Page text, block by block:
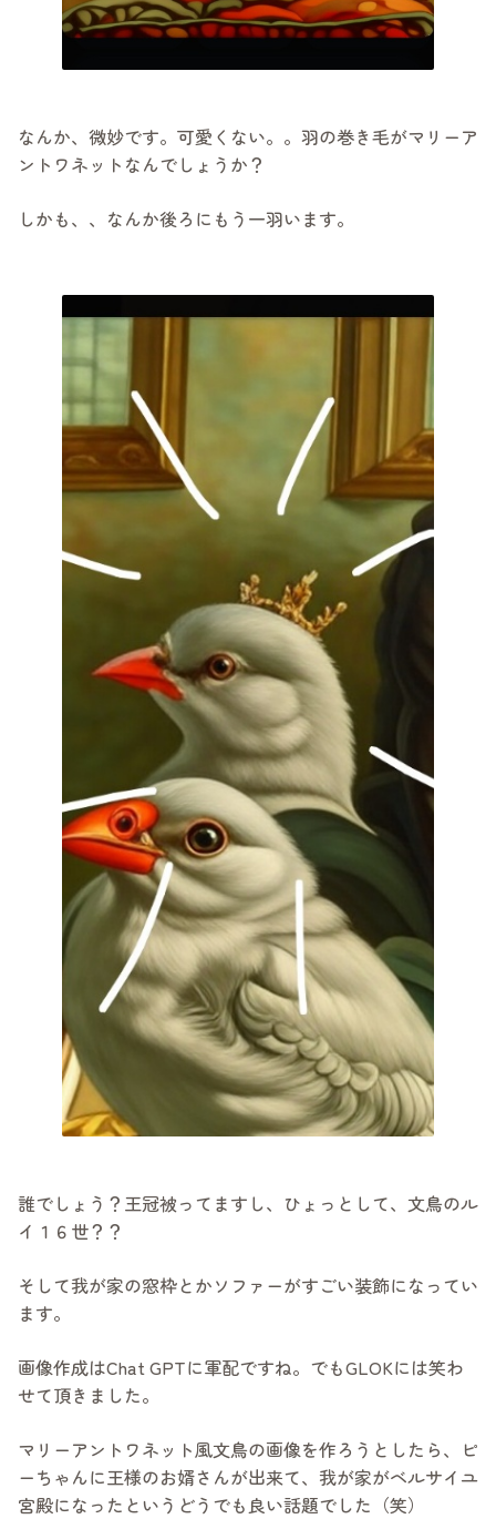
なんか、微妙です。可愛くない。。羽の巻き毛がマリーア
ントワネットなんでしょうか？
しかも、、なんか後ろにもう一羽います。
誰でしょう？王冠被ってますし、ひょっとして、文鳥のル
イ１６世？？
そして我が家の窓枠とかソファーがすごい装飾になってい
ます。
画像作成はChat GPTに軍配ですね。でもGLOKには笑わ
せて頂きました。
マリーアントワネット風文鳥の画像を作ろうとしたら、ピ
ーちゃんに王様のお婿さんが出来て、我が家がベルサイユ
宮殿になったというどうでも良い話題でした（笑）